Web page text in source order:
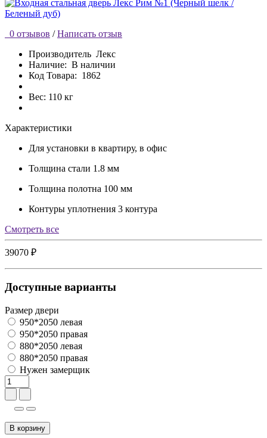
0 отзывов / Написать отзыв
Производитель Лекс
Наличие: В наличии
Код Товара: 1862
Вес: 110 кг
Характеристики
Для установки в квартиру, в офис
Толщина стали 1.8 мм
Толщина полотна 100 мм
Контуры уплотнения 3 контура
Cмотреть все
39070 ₽
Доступные варианты
Размер двери
950*2050 левая
950*2050 правая
880*2050 левая
880*2050 правая
Нужен замерщик
В корзину